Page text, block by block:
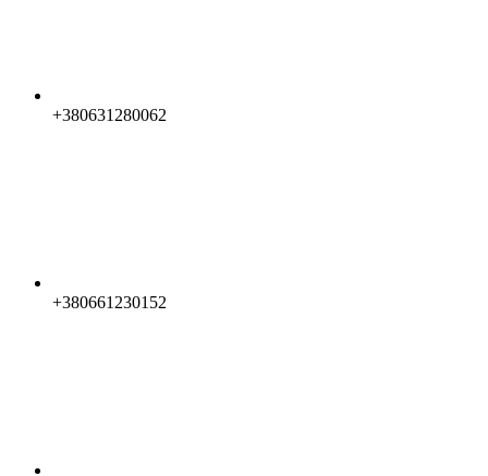
+380631280062
+380661230152